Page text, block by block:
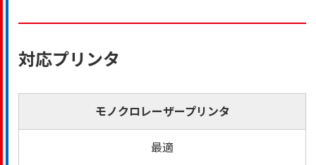
対応プリンタ
モノクロレーザープリンタ
最適